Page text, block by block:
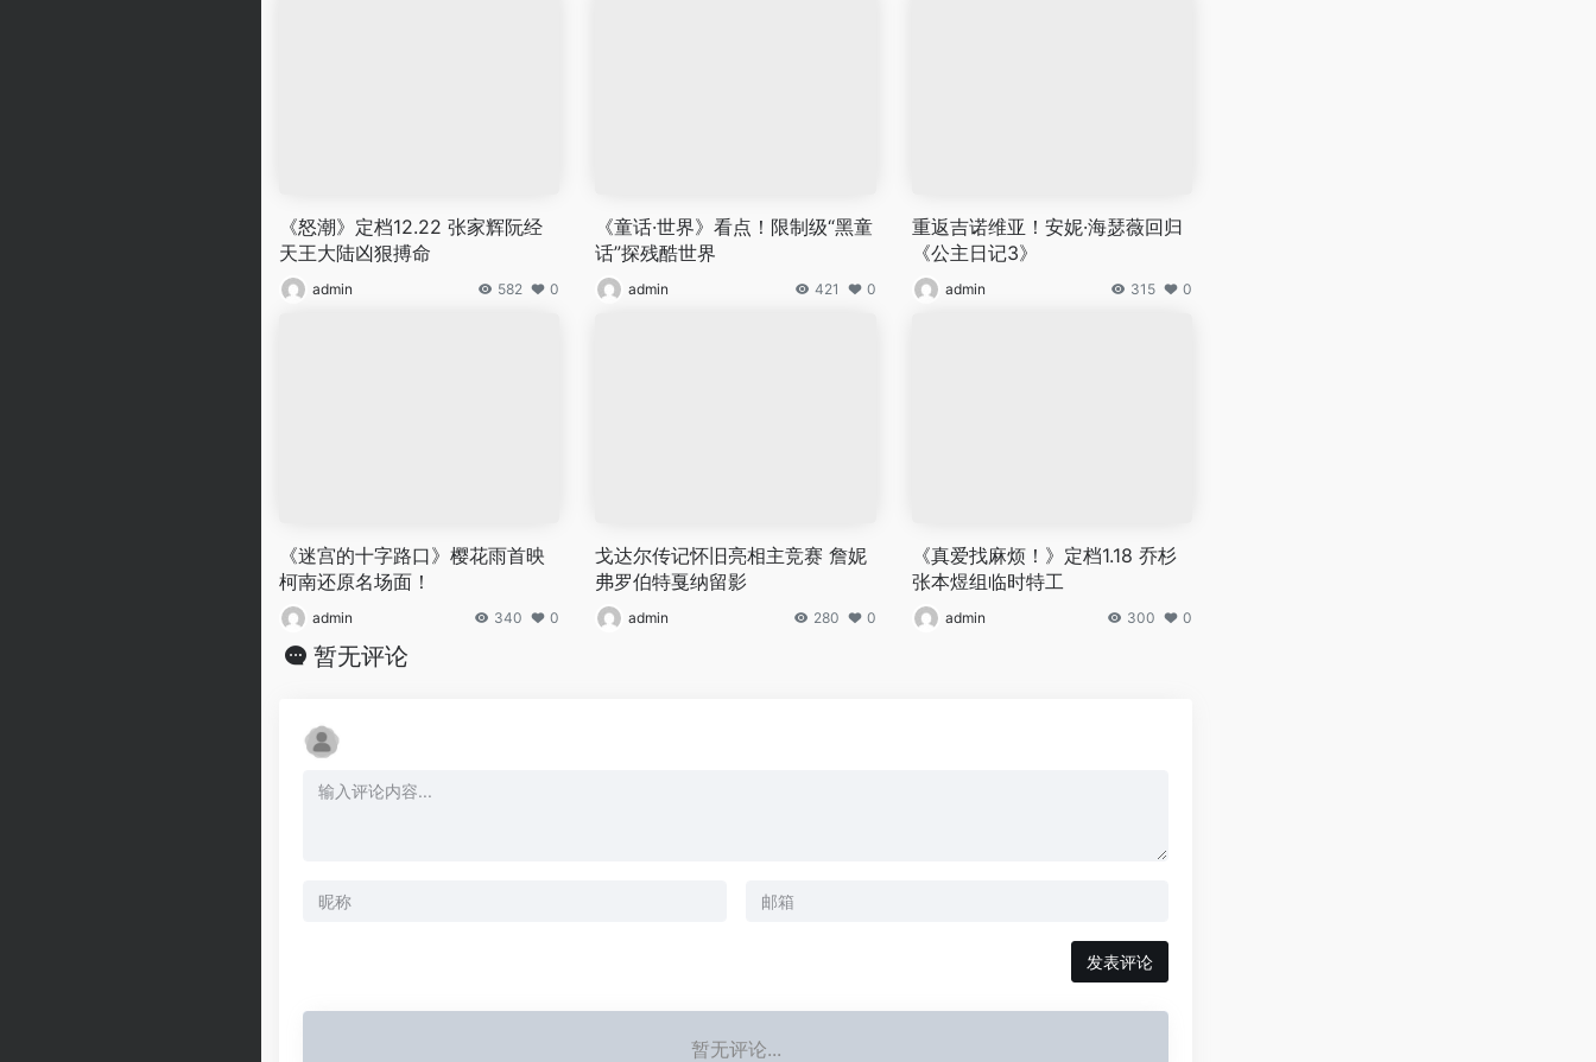
《怒潮》定档12.22 张家辉阮经
天王大陆凶狠搏命
admin 582 0
《童话·世界》看点！限制级“黑童
话”探残酷世界
admin 421 0
重返吉诺维亚！安妮·海瑟薇回归
《公主日记3》
admin 315 0
《迷宫的十字路口》樱花雨首映
柯南还原名场面！
admin 340 0
戈达尔传记怀旧亮相主竞赛 詹妮
弗罗伯特戛纳留影
admin 280 0
《真爱找麻烦！》定档1.18 乔杉
张本煜组临时特工
admin 300 0
暂无评论
发表评论
暂无评论...